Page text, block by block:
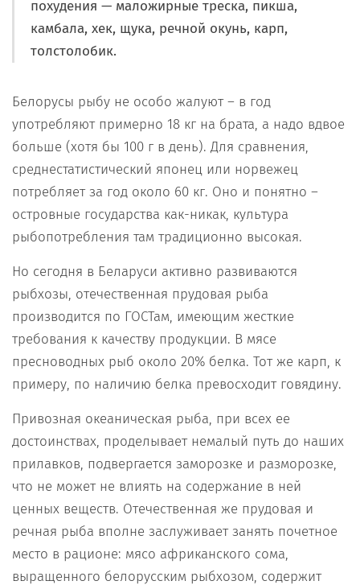
похудения — маложирные треска, пикша,
камбала, хек, щука, речной окунь, карп,
толстолобик.
Белорусы рыбу не особо жалуют – в год
употребляют примерно 18 кг на брата, а надо вдвое
больше (хотя бы 100 г в день). Для сравнения,
среднестатистический японец или норвежец
потребляет за год около 60 кг. Оно и понятно –
островные государства как-никак, культура
рыбопотребления там традиционно высокая.
Но сегодня в Беларуси активно развиваются
рыбхозы, отечественная прудовая рыба
производится по ГОСТам, имеющим жесткие
требования к качеству продукции. В мясе
пресноводных рыб около 20% белка. Тот же карп, к
примеру, по наличию белка превосходит говядину.
Привозная океаническая рыба, при всех ее
достоинствах, проделывает немалый путь до наших
прилавков, подвергается заморозке и разморозке,
что не может не влиять на содержание в ней
ценных веществ. Отечественная же прудовая и
речная рыба вполне заслуживает занять почетное
место в рационе: мясо африканского сома,
выращенного белорусским рыбхозом, содержит